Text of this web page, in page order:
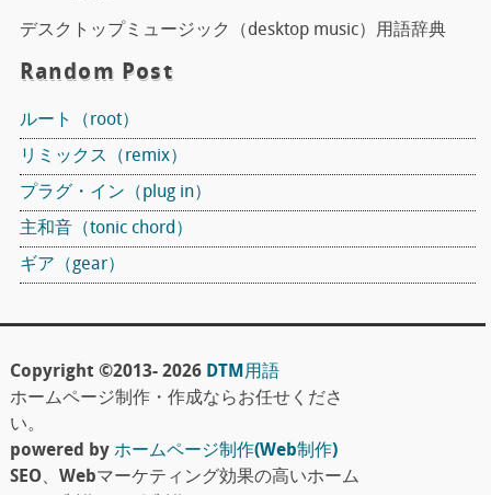
デスクトップミュージック（desktop music）用語辞典
Random Post
ルート（root）
リミックス（remix）
プラグ・イン（plug in）
主和音（tonic chord）
ギア（gear）
Copyright ©2013- 2026 DTM用語
ホームページ制作・作成ならお任せくださ
い。
powered byホームページ制作(Web制作)
SEO、Webマーケティング効果の高いホーム